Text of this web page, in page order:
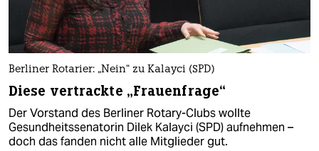
Berliner Rotarier: „Nein“ zu Kalayci (SPD)
Diese vertrackte „Frauenfrage“
Der Vorstand des Berliner Rotary-Clubs wollte
Gesundheitssenatorin Dilek Kalayci (SPD) aufnehmen –
doch das fanden nicht alle Mitglieder gut.